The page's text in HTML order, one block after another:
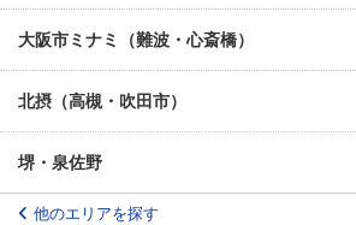
大阪市ミナミ（難波・心斎橋）
北摂（高槻・吹田市）
堺・泉佐野
他のエリアを探す